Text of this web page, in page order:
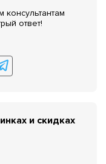
ответ!
и скидках